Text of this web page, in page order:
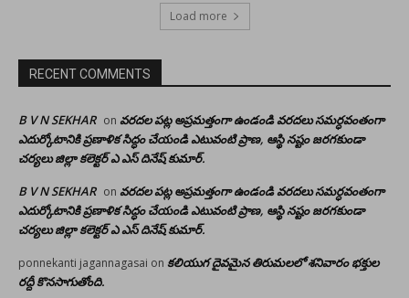
Load more
RECENT COMMENTS
B V N SEKHAR on వరదల పట్ల అప్రమత్తంగా ఉండండి వరదలు సమర్ధవంతంగా
ఎదుర్కోటానికి ప్రణాళిక సిద్ధం చేయండి ఎటువంటి ప్రాణ, ఆస్థి నష్టం జరగకుండా
చర్యలు జిల్లా కలెక్టర్ ఎ ఎస్ దినేష్ కుమార్.
B V N SEKHAR on వరదల పట్ల అప్రమత్తంగా ఉండండి వరదలు సమర్ధవంతంగా
ఎదుర్కోటానికి ప్రణాళిక సిద్ధం చేయండి ఎటువంటి ప్రాణ, ఆస్థి నష్టం జరగకుండా
చర్యలు జిల్లా కలెక్టర్ ఎ ఎస్ దినేష్ కుమార్.
ponnekanti jagannagasai on కలియుగ దైవమైన తిరుమలలో శనివారం భక్తుల
రద్దీ కొనసాగుతోంది.